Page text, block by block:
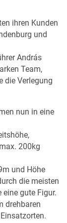
ihren Kunden
und
András
Team,
die Verlegung
nun in eine
200kg
und Höhe
die meisten
gute Figur.
drehbaren